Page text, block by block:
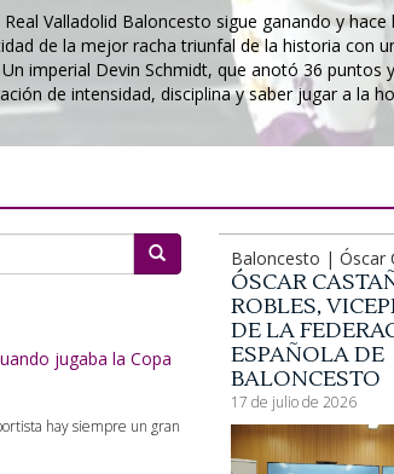
Real Valladolid Baloncesto sigue ganando y
de la mejor racha triunfal de la historia con
imperial Devin Schmidt, que anotó 36
de intensidad, disciplina y saber jugar a la
jugaba la Copa
hay siempre un gran
Baloncesto | Óscar
ÓSCAR
ROBLES,
DE LA
ESPAÑOLA DE
BALONCESTO
17 de julio de 2026